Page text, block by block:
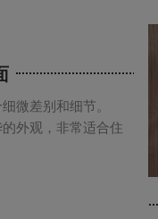
微差别和细节。
外观，非常适合住